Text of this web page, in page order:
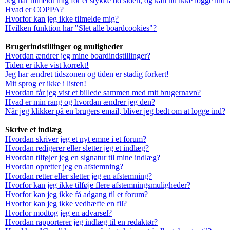
Hvad er COPPA?
Hvorfor kan jeg ikke tilmelde mig?
Hvilken funktion har "Slet alle boardcookies"?
Brugerindstillinger og muligheder
Hvordan ændrer jeg mine boardindstillinger?
Tiden er ikke vist korrekt!
Jeg har ændret tidszonen og tiden er stadig forkert!
Mit sprog er ikke i listen!
Hvordan får jeg vist et billede sammen med mit brugernavn?
Hvad er min rang og hvordan ændrer jeg den?
Når jeg klikker på en brugers email, bliver jeg bedt om at logge ind?
Skrive et indlæg
Hvordan skriver jeg et nyt emne i et forum?
Hvordan redigerer eller sletter jeg et indlæg?
Hvordan tilføjer jeg en signatur til mine indlæg?
Hvordan opretter jeg en afstemning?
Hvordan retter eller sletter jeg en afstemning?
Hvorfor kan jeg ikke tilføje flere afstemningsmuligheder?
Hvorfor kan jeg ikke få adgang til et forum?
Hvorfor kan jeg ikke vedhæfte en fil?
Hvorfor modtog jeg en advarsel?
Hvordan rapporterer jeg indlæg til en redaktør?